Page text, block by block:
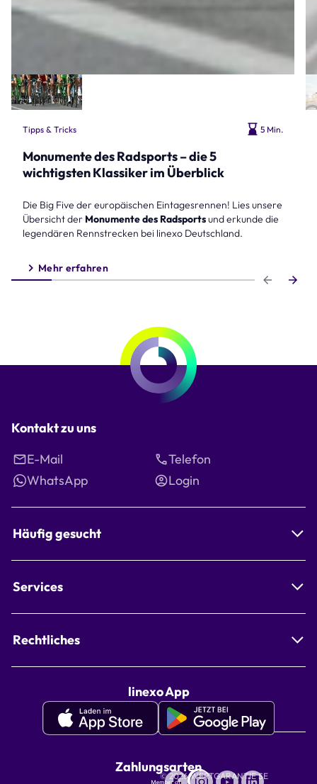
Tipps & Tricks 5 Min.
Monumente des Radsports – die 5
wichtigsten Klassiker im Überblick
Die Big Five der europäischen Eintagesrennen! Lies unsere
Übersicht der Monumente des Radsportsund erkunde die
legendären Rennstrecken bei linexo Deutschland.
Mehr erfahren
Kontakt zu uns
E-Mail
Telefon
WhatsApp
Login
Häufig gesucht
Services
Rechtliches
linexo App
Apple
Google
linexo
Zahlungsarten
Wertgarantie
© 2026 WERTGARANTIE SE